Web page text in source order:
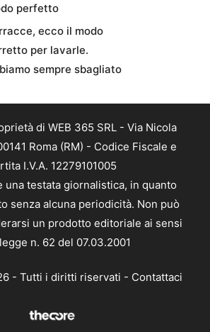
perfetto
ecco il modo
per lavarle.
sempre sbagliato
di WEB 365 SRL - Via Nicola
Roma (RM) - Codice Fiscale e
I.V.A. 12279101005
una testata giornalistica, in quanto
senza alcuna periodicità. Non può
un prodotto editoriale ai sensi
n. 62 del 07.03.2001
- Tutti i diritti riservati - Contattaci